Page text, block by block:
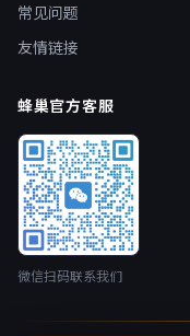
常见问题
友情链接
蜂巢官方客服
微信扫码联系我们